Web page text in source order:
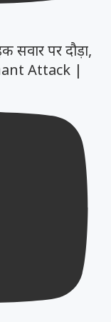
पर दौड़ा,
Attack |